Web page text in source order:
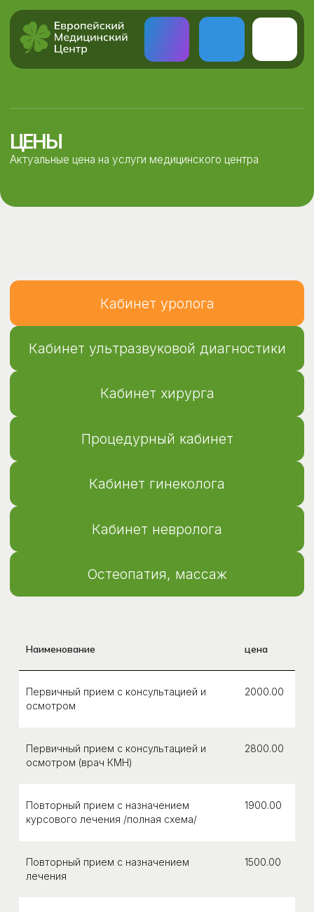
Кабинет хирурга
Процедурный кабинет
Кабинет гинеколога
Наименование цена
Первичный прием с консультацией и
осмотром
2000.00
Первичный прием с консультацией и
осмотром (врач КМН)
2800.00
Повторный прием с назначением
курсового лечения /полная схема/
1900.00
Повторный прием с назначением
лечения
1500.00